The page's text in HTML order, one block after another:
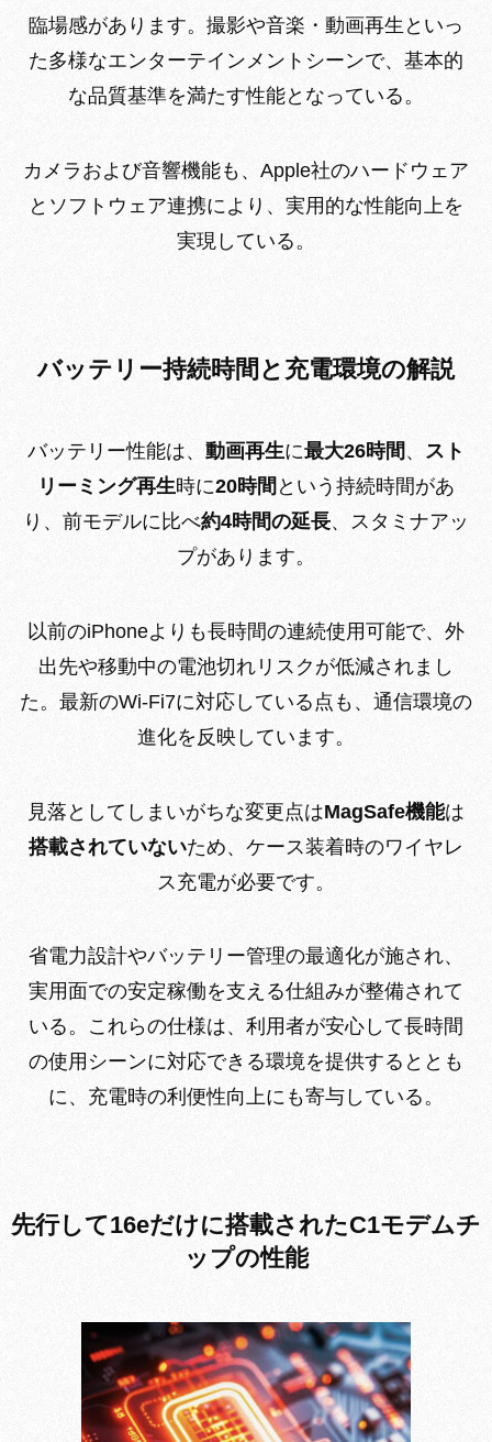
臨場感があります。撮影や音楽・動画再生といっ
た多様なエンターテインメントシーンで、基本的
な品質基準を満たす性能となっている。
カメラおよび音響機能も、Apple社のハードウェア
とソフトウェア連携により、実用的な性能向上を
実現している。
バッテリー持続時間と充電環境の解説
バッテリー性能は、 動画再生に最大26時間 、 スト
リーミング再生時に20時間 という持続時間があ
り、前モデルに比べ約4時間の延長、スタミナアッ
プがあります。
以前のiPhoneよりも長時間の連続使用可能で、外
出先や移動中の電池切れリスクが低減されまし
た。最新のWi-Fi7に対応している点も、通信環境の
進化を反映しています。
見落としてしまいがちな変更点はMagSafe機能は
搭載されていないため、ケース装着時のワイヤレ
ス充電が必要です。
省電力設計やバッテリー管理の最適化が施され、
実用面での安定稼働を支える仕組みが整備されて
いる。これらの仕様は、利用者が安心して長時間
の使用シーンに対応できる環境を提供するととも
に、充電時の利便性向上にも寄与している。
先行して16eだけに搭載されたC1モデムチ
ップの性能